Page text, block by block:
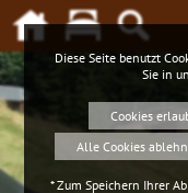
Diese Seite benutzt
Sie in
Cookies
Alle Cookies
* Zum Speichern Ihrer